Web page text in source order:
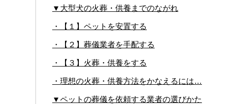
▼大型犬の火葬・供養までのながれ
・【１】ペットを安置する
・【２】葬儀業者を手配する
・【３】火葬・供養をする
・理想の火葬・供養方法をかなえるには…
▼ペットの葬儀を依頼する業者の選びかた